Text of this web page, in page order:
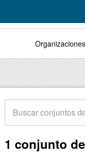
Organizaciones
1 conjunto